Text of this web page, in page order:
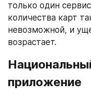
только один
количества карт
невозможной, и
возрастает.
приложение